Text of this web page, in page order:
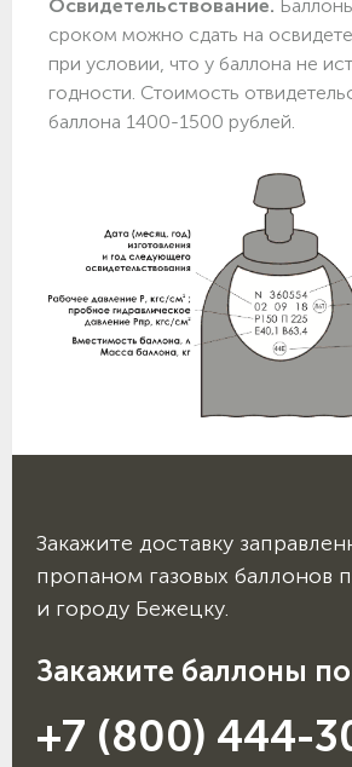
Освидетельствование.
сроком можно сдать на
при условии, что у баллона не
годности. Стоимость
баллона 1400-1500 рублей.
Закажите доставку
пропаном газовых баллонов
и городу Бежецку.
Закажите баллоны
+7 (800) 444-